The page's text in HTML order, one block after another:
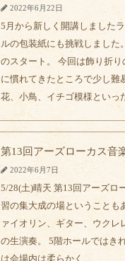
2022年6月22日
5月から新しく開講しました
ルの包装紙にも挑戦しました
のスタート。 今回は飾り折
に慣れてきたところで少し難
花、小鳥、イチゴ模様といっ
第13回アーズローカス音
2022年6月7日
5/28(土)晴天 第13回アーズロ
習の集大成の場ということも
ァイオリン、ギター、ウクレ
の生演奏。 5階ホールではき
は会場内は柔らかく…